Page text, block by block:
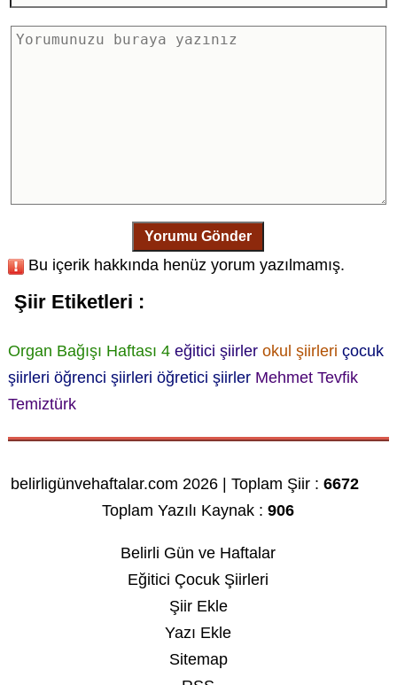
Yorumu Gönder
Bu içerik hakkında henüz yorum yazılmamış.
Şiir Etiketleri :
Organ Bağışı Haftası 4 eğitici şiirler okul şiirleri çocuk
şiirleri öğrenci şiirleri öğretici şiirler Mehmet Tevfik
Temiztürk
belirligünvehaftalar.com 2026 | Toplam Şiir :6672
Toplam Yazılı Kaynak :906
Belirli Gün ve Haftalar
Eğitici Çocuk Şiirleri
Şiir Ekle
Yazı Ekle
Sitemap